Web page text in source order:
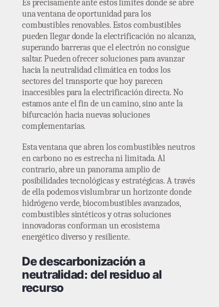
Es precisamente ante estos límites donde se abre
una ventana de oportunidad para los
combustibles renovables. Estos combustibles
pueden llegar donde la electrificación no alcanza,
superando barreras que el electrón no consigue
saltar. Pueden ofrecer soluciones para avanzar
hacia la neutralidad climática en todos los
sectores del transporte que hoy parecen
inaccesibles para la electrificación directa. No
estamos ante el fin de un camino, sino ante la
bifurcación hacia nuevas soluciones
complementarias.
Esta ventana que abren los combustibles neutros
en carbono no es estrecha ni limitada. Al
contrario, abre un panorama amplio de
posibilidades tecnológicas y estratégicas. A través
de ella podemos vislumbrar un horizonte donde
hidrógeno verde, biocombustibles avanzados,
combustibles sintéticos y otras soluciones
innovadoras conforman un ecosistema
energético diverso y resiliente.
De descarbonización a
neutralidad: del residuo al
recurso